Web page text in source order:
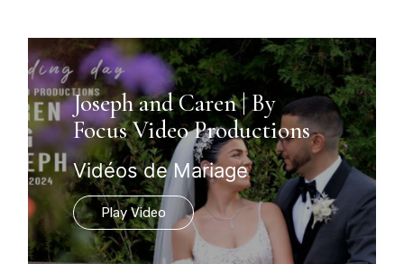
Joseph and Caren | By
Focus Video Productions
Vidéos de Mariage
Play Video